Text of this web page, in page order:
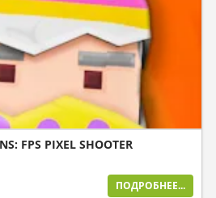
FPS PIXEL SHOOTER
ПОДРОБНЕЕ...